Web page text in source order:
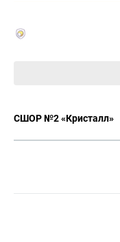
СШОР №2 «Кристалл»